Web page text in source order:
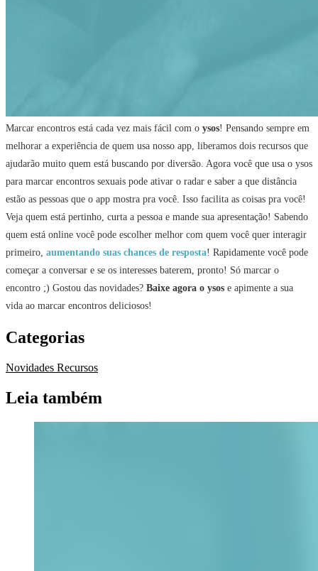
Marcar encontros está cada vez mais fácil com o ysos! Pensando sempre em
melhorar a experiência de quem usa nosso app, liberamos dois recursos que
ajudarão muito quem está buscando por diversão. Agora você que usa o ysos
para marcar encontros sexuais pode ativar o radar e saber a que distância
estão as pessoas que o app mostra pra você. Isso facilita as coisas pra você!
Veja quem está pertinho, curta a pessoa e mande sua apresentação! Sabendo
quem está online você pode escolher melhor com quem você quer interagir
primeiro, aumentando suas chances de resposta! Rapidamente você pode
começar a conversar e se os interesses baterem, pronto! Só marcar o
encontro ;) Gostou das novidades? Baixe agora o ysos e apimente a sua
vida ao marcar encontros deliciosos!
Categorias
Novidades Recursos
Leia também